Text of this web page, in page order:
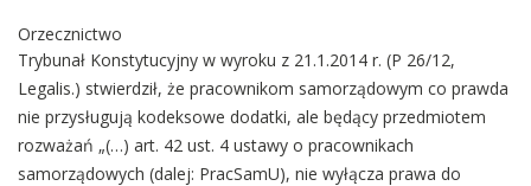
Orzecznictwo
Trybunał Konstytucyjny w wyroku z 21.1.2014 r. (P 26/12,
Legalis.) stwierdził, że pracownikom samorządowym co prawda
nie przysługują kodeksowe dodatki, ale będący przedmiotem
rozważań „(…) art. 42 ust. 4 ustawy o pracownikach
samorządowych (dalej: PracSamU), nie wyłącza prawa do